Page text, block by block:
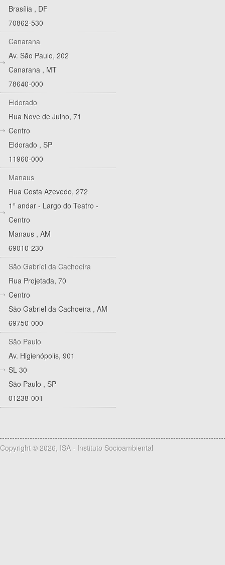
Brasília , DF
70862-530
Canarana
Av. São Paulo, 202
Canarana , MT
78640-000
Eldorado
Rua Nove de Julho, 71
Centro
Eldorado , SP
11960-000
Manaus
Rua Costa Azevedo, 272
1° andar - Largo do Teatro -
Centro
Manaus , AM
69010-230
São Gabriel da Cachoeira
Rua Projetada, 70
Centro
São Gabriel da Cachoeira , AM
69750-000
São Paulo
Av. Higienópolis, 901
SL 30
São Paulo , SP
01238-001
Copyright © 2026, ISA - Instituto Socioambiental